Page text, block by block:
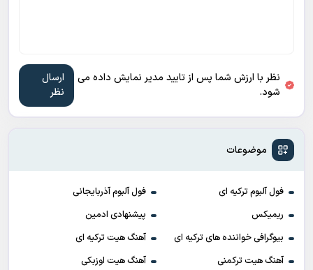
موضوعات
فول آلبوم ترکیه ای
فول آلبوم آذربایجانی
ریمیکس
پیشنهادی ادمین
بیوگرافی خواننده های ترکیه ای
آهنگ هیت ترکیه ای
آهنگ هیت ترکمنی
آهنگ هیت اوزبکی
نظر با ارزش شما پس از تایید مدیر نمایش داده می
شود.